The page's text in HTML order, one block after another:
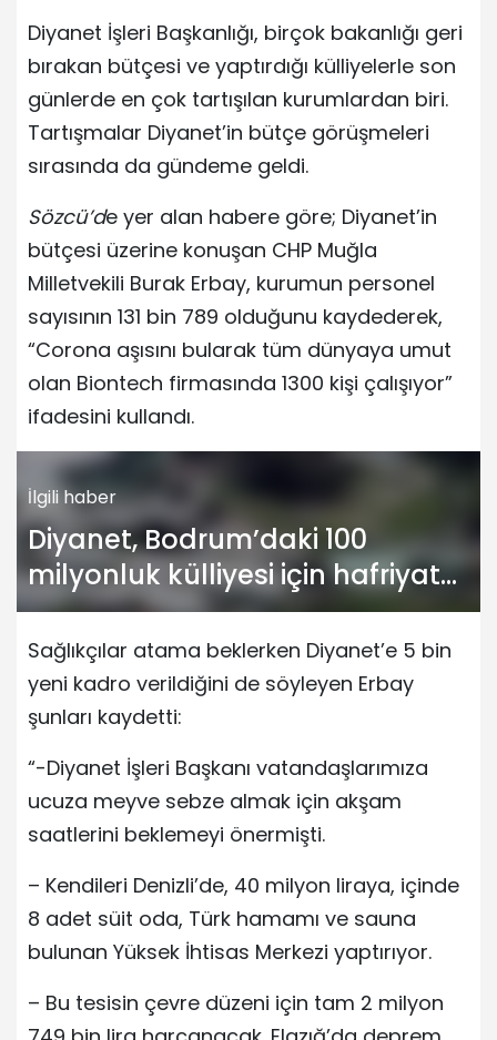
Diyanet İşleri Başkanlığı, birçok bakanlığı geri
bırakan bütçesi ve yaptırdığı külliyelerle son
günlerde en çok tartışılan kurumlardan biri.
Tartışmalar Diyanet’in bütçe görüşmeleri
sırasında da gündeme geldi.
Sözcü’de yer alan habere göre; Diyanet’in
bütçesi üzerine konuşan CHP Muğla
Milletvekili Burak Erbay, kurumun personel
sayısının 131 bin 789 olduğunu kaydederek,
“Corona aşısını bularak tüm dünyaya umut
olan Biontech firmasında 1300 kişi çalışıyor”
ifadesini kullandı.
İlgili haber
Diyanet, Bodrum’daki 100
milyonluk külliyesi için hafriyata
başladı
Sağlıkçılar atama beklerken Diyanet’e 5 bin
yeni kadro verildiğini de söyleyen Erbay
şunları kaydetti:
“-Diyanet İşleri Başkanı vatandaşlarımıza
ucuza meyve sebze almak için akşam
saatlerini beklemeyi önermişti.
– Kendileri Denizli’de, 40 milyon liraya, içinde
8 adet süit oda, Türk hamamı ve sauna
bulunan Yüksek İhtisas Merkezi yaptırıyor.
– Bu tesisin çevre düzeni için tam 2 milyon